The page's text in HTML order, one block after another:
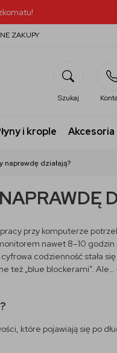
ZAKUPY
Szukaj
i krople Akcesoria
naprawdę działają?
przy komputerze
nawet 8–10
codzienność stała
„blue blockerami”.
które pojawiają się po